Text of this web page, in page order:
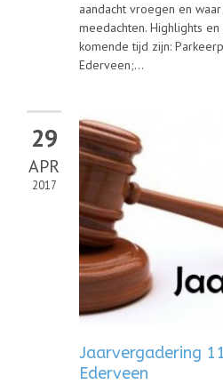
aandacht vroegen en
meedachten. Highlights
komende tijd zijn:
Ederveen;...
29
APR
2017
Jaarvergadering
Ederveen